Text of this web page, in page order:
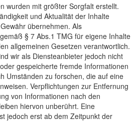
wurden mit größter Sorgfalt erstellt.
und Aktualität der Inhalte
übernehmen. Als
§ 7 Abs.1 TMG für eigene Inhalte
allgemeinen Gesetzen verantwortlich.
wir als Diensteanbieter jedoch nicht
gespeicherte fremde Informationen
Umständen zu forschen, die auf eine
Verpflichtungen zur Entfernung
von Informationen nach den
hiervon unberührt. Eine
jedoch erst ab dem Zeitpunkt der